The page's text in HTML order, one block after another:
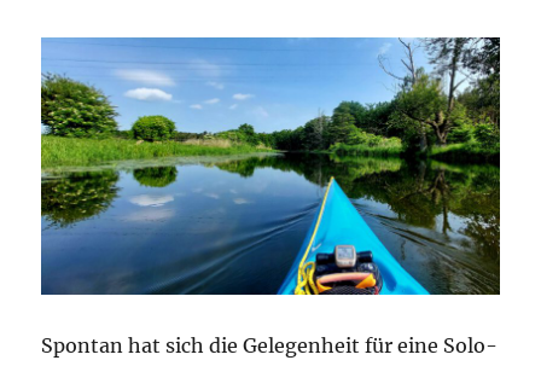
Spontan hat sich die Gelegenheit für eine Solo-